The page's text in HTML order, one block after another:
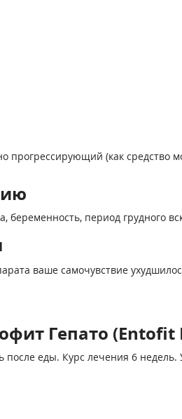
прогрессирующий (как средство
период грудного
ваше самочувствие
Гепато (Entofit
еды. Курс лечения 6